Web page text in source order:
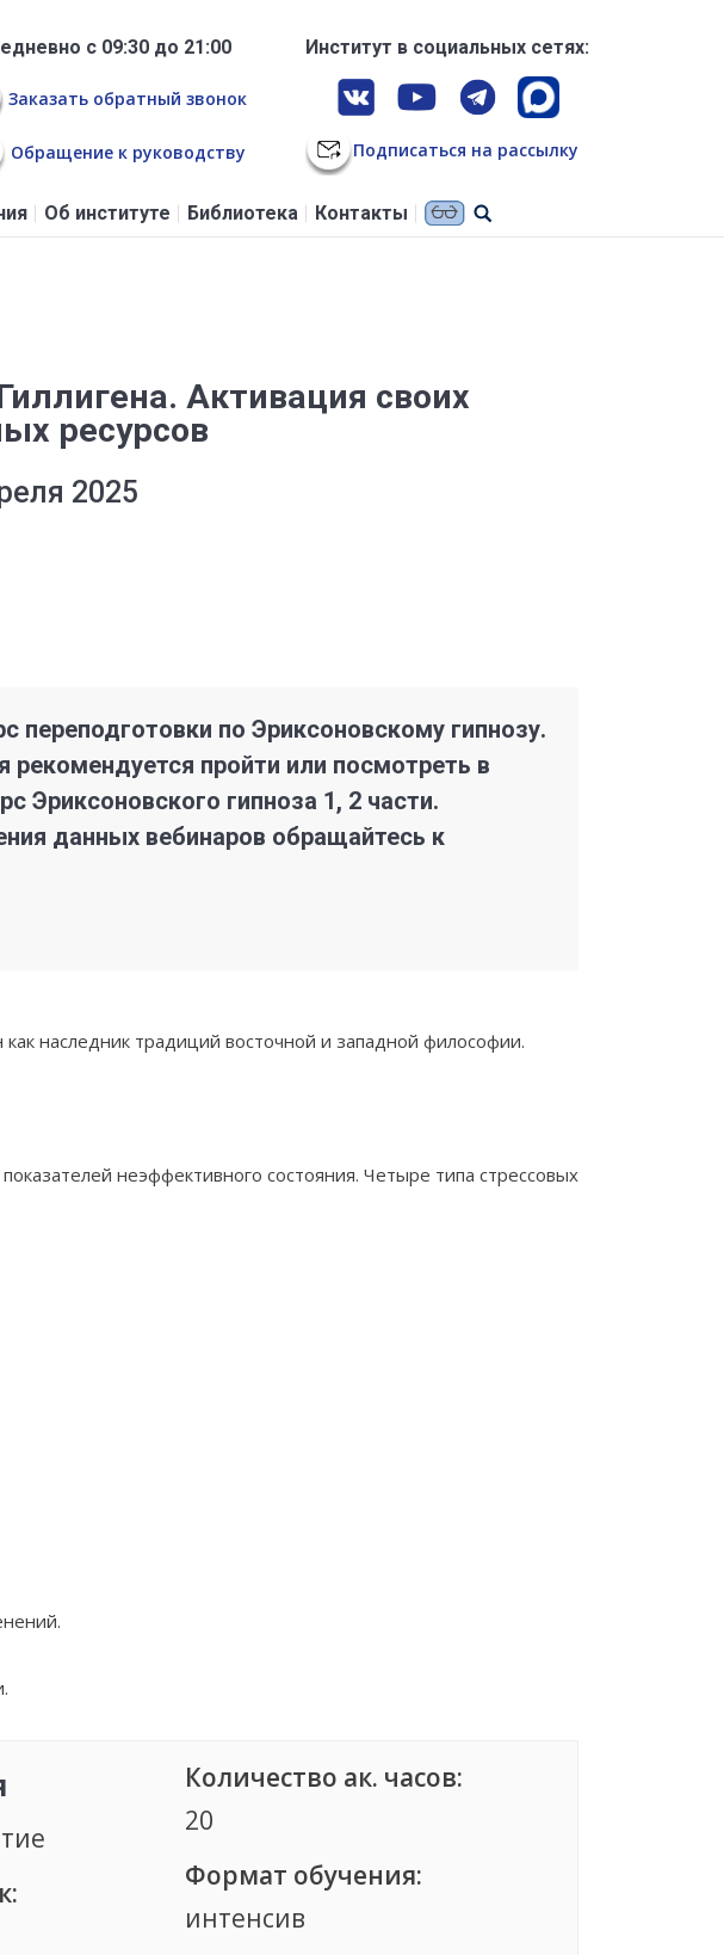
с 09:30 до 21:00
Заказать обратный звонок
Обращение к руководству
Институт в социальных сетях:
Подписаться на рассылку
Об институте Библиотека Контакты
Активация своих
ресурсов
2025
переподготовки по Эриксоновскому гипнозу.
рекомендуется пройти или посмотреть в
Эриксоновского гипноза 1, 2 части.
данных вебинаров обращайтесь к
наследник традиций восточной и западной философии.
неэффективного состояния. Четыре типа стрессовых
Количество ак. часов:
20
Формат обучения:
интенсив